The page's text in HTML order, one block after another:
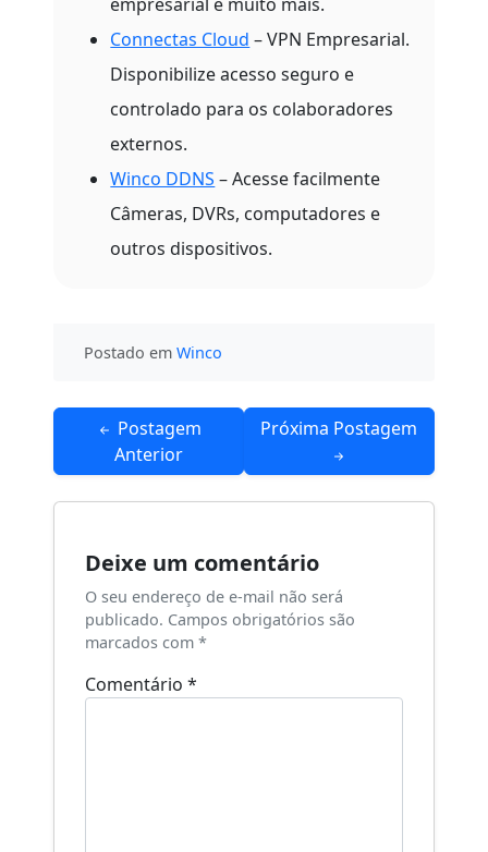
Connectas Cloud – VPN Empresarial.
Disponibilize acesso seguro e
controlado para os colaboradores
externos.
Winco DDNS – Acesse facilmente
Câmeras, DVRs, computadores e
outros dispositivos.
Postado emWinco
Navegação
Postagem
Anterior
Próxima Postagem
Deixe um comentário
O seu endereço de e-mail não será
publicado. Campos obrigatórios são
marcados com*
Comentário*